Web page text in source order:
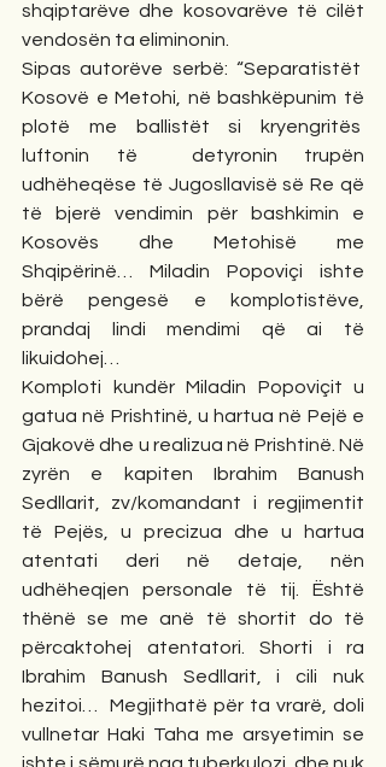
shqiptarëve dhe kosovarëve të cilët
vendosën ta eliminonin.
Sipas autorëve serbë: “Separatistët
Kosovë e Metohi, në bashkëpunim të
plotë me ballistët si kryengritës
luftonin të  detyronin trupën
udhëheqëse të Jugosllavisë së Re që
të bjerë vendimin për bashkimin e
Kosovës dhe Metohisë me
Shqipërinë… Miladin Popoviçi ishte
bërë pengesë e komplotistëve,
prandaj lindi mendimi që ai të
likuidohej…
Komploti kundër Miladin Popoviçit u
gatua në Prishtinë, u hartua në Pejë e
Gjakovë dhe u realizua në Prishtinë. Në
zyrën e kapiten Ibrahim Banush
Sedllarit, zv/komandant i regjimentit
të Pejës, u precizua dhe u hartua
atentati deri në detaje, nën
udhëheqjen personale të tij. Është
thënë se me anë të shortit do të
përcaktohej atentatori. Shorti i ra
Ibrahim Banush Sedllarit, i cili nuk
hezitoi…  Megjithatë për ta vrarë, doli
vullnetar Haki Taha me arsyetimin se